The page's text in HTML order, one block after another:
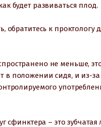
будет развиваться плод.
обратитесь к
не меньше,
положении сидя, и из-за
сфинктера – это